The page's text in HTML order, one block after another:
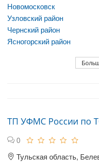
Новомосковск
Узловский район
Чернский район
Ясногорский район
ТП УФМС России по
0
Тульская область,